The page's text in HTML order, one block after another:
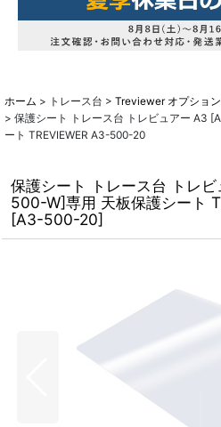
ホーム > トレース台 > Treviewer オプション
> 保護シート トレース台 トレビュアー A3
ート TREVIEWER A3-500-20
保護シート トレース台 トレ
500-W]専用 天板保護シート
[A3-500-20]